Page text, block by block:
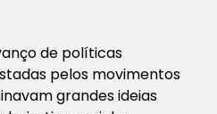
de políticas
pelos movimentos
grandes ideias